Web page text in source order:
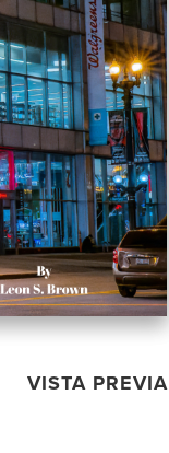
VISTA PREVIA